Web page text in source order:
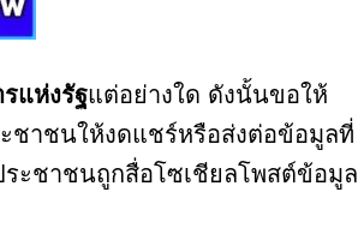
แห่งรัฐแต่อย่างใด ดังนั้นขอให้
ชาชนให้งดแชร์หรือส่งต่อข้อมูลที่
ระชาชนถูกสื่อโซเชียลโพสต์ข้อมูล